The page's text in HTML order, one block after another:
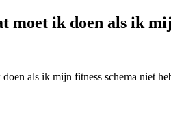
moet ik doen als ik
als ik mijn fitness schema niet